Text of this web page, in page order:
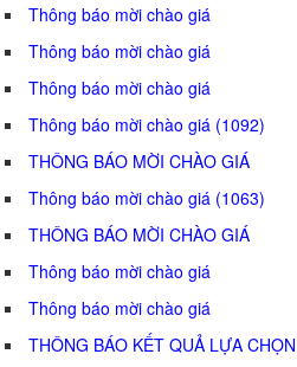
Thông báo mời chào giá
Thông báo mời chào giá
Thông báo mời chào giá
Thông báo mời chào giá (1092)
THÔNG BÁO MỜI CHÀO GIÁ
Thông báo mời chào giá (1063)
THÔNG BÁO MỜI CHÀO GIÁ
Thông báo mời chào giá
Thông báo mời chào giá
THÔNG BÁO KẾT QUẢ LỰA